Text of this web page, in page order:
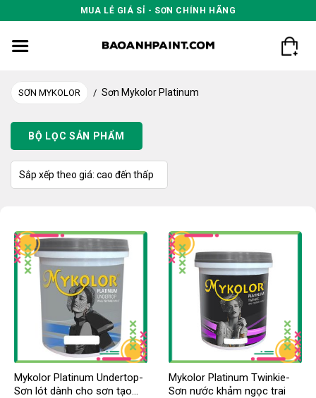
to
content
MUA LẺ GIÁ SỈ - SƠN CHÍNH HÃNG
SƠN MYKOLOR / Sơn Mykolor Platinum
BỘ LỌC SẢN PHẨM
Mykolor Platinum Undertop-
Sơn lót dành cho sơn tạo
Mykolor Platinum Twinkie-
Sơn nước khảm ngọc trai